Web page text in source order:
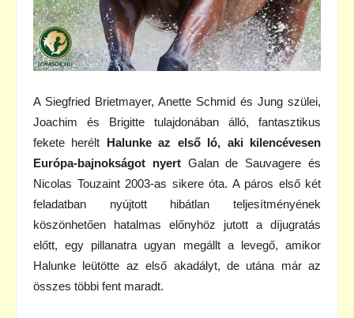
A Siegfried Brietmayer, Anette Schmid és Jung szülei,
Joachim és Brigitte tulajdonában álló, fantasztikus
fekete herélt Halunke az első ló, aki kilencévesen
Európa-bajnokságot nyertGalan de Sauvagere és
Nicolas Touzaint 2003-as sikere óta. A páros első két
feladatban nyújtott hibátlan teljesítményének
köszönhetően hatalmas előnyhöz jutott a díjugratás
előtt, egy pillanatra ugyan megállt a levegő, amikor
Halunke leütötte az első akadályt, de utána már az
összes többi fent maradt.